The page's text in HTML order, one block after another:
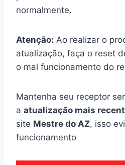
normalmente.
Atenção: Ao realizar o
atualização, faça o reset
o mal funcionamento do
Mantenha seu receptor
a atualização mais
site Mestre do AZ, isso
funcionamento